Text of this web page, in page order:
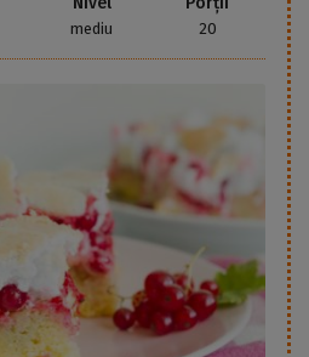
mediu 20